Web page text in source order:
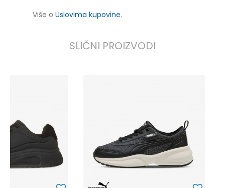
Više o Uslovima kupovine.
SLIČNI PROIZVODI